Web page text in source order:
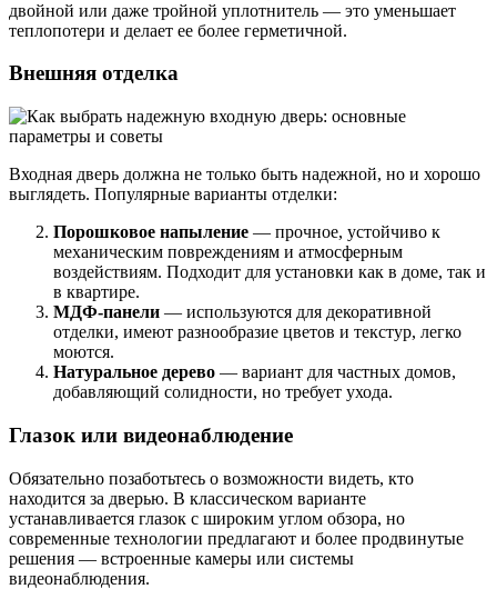
двойной или даже тройной уплотнитель — это уменьшает
теплопотери и делает ее более герметичной.
Внешняя отделка
Входная дверь должна не только быть надежной, но и хорошо
выглядеть. Популярные варианты отделки:
Порошковое напыление — прочное, устойчиво к
механическим повреждениям и атмосферным
воздействиям. Подходит для установки как в доме, так и
в квартире.
МДФ-панели — используются для декоративной
отделки, имеют разнообразие цветов и текстур, легко
моются.
Натуральное дерево — вариант для частных домов,
добавляющий солидности, но требует ухода.
Глазок или видеонаблюдение
Обязательно позаботьтесь о возможности видеть, кто
находится за дверью. В классическом варианте
устанавливается глазок с широким углом обзора, но
современные технологии предлагают и более продвинутые
решения — встроенные камеры или системы
видеонаблюдения.